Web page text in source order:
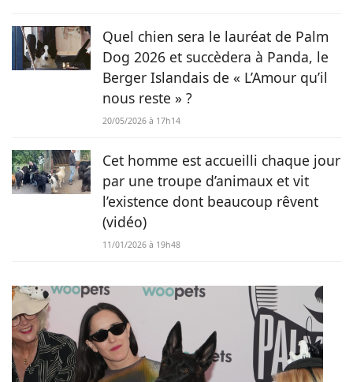
Quel chien sera le lauréat de Palm
Dog 2026 et succèdera à Panda, le
Berger Islandais de « L’Amour qu’il
nous reste » ?
20/05/2026 à 17h14
Cet homme est accueilli chaque jour
par une troupe d’animaux et vit
l’existence dont beaucoup rêvent
(vidéo)
11/01/2026 à 19h48